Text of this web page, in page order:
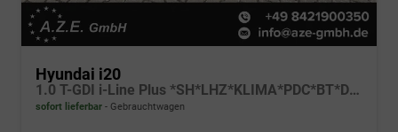
Hyundai i20
1.0 T-GDI i-Line Plus *SH*LHZ*KLIMA*PDC*BT*DAB*AHK*
sofort lieferbar Gebrauchtwagen